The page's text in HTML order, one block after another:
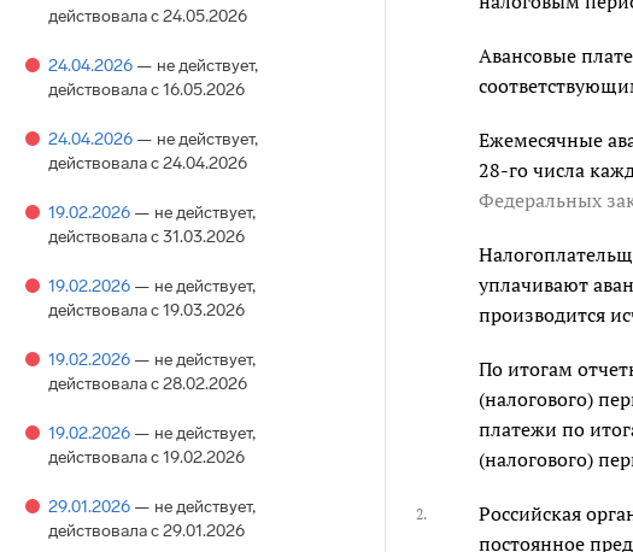
действовала с 24.05.2026
24.04.2026 — не действует,
действовала с 16.05.2026
24.04.2026 — не действует,
действовала с 24.04.2026
19.02.2026 — не действует,
действовала с 31.03.2026
19.02.2026 — не действует,
действовала с 19.03.2026
19.02.2026 — не действует,
действовала с 28.02.2026
19.02.2026 — не действует,
действовала с 19.02.2026
29.01.2026 — не действует,
действовала с 29.01.2026
Авансовые
Ежемесячные
28-го числа
Федеральных
уплачивают
производится
По итогам
(налогового)
платежи по
(налогового)
2.
Российская
постоянное